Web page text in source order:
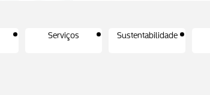
Serviços Sustentabilidade